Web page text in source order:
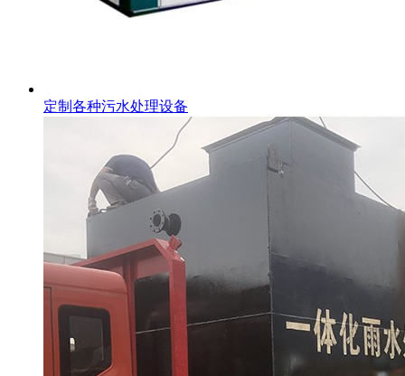
定制各种污水处理设备